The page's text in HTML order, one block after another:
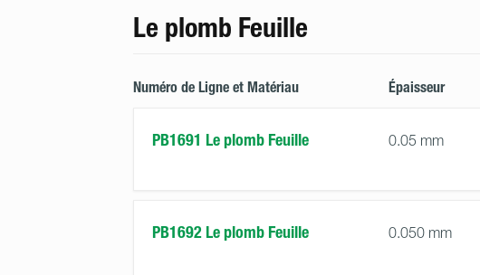
Le plomb Feuille
Numéro de Ligne et Matériau Épaisseur
PB1691 Le plomb Feuille 0.05 mm
PB1692 Le plomb Feuille 0.050 mm